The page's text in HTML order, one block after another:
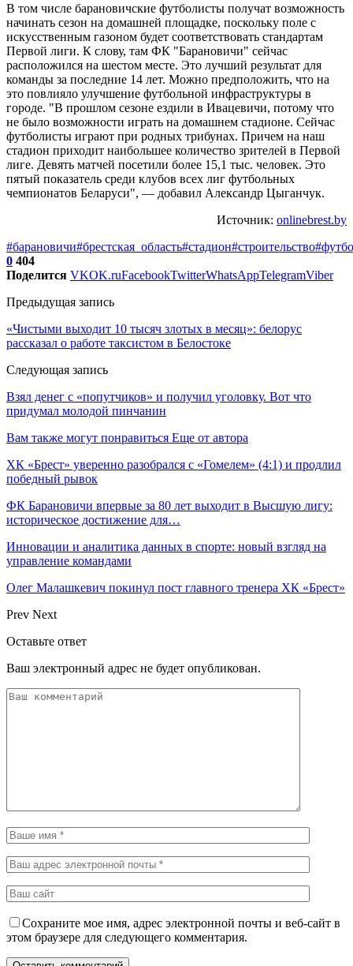
В том числе барановичские футболисты получат возможность
начинать сезон на домашней площадке, поскольку поле с
искусственным газоном будет соответствовать стандартам
Первой лиги. К слову, там ФК "Барановичи" сейчас
расположился на шестом месте. Это лучший результат для
команды за последние 14 лет. Можно предположить, что на
это повлияло улучшение футбольной инфраструктуры в
городе. "В прошлом сезоне ездили в Ивацевичи, потому что
не было возможности играть на домашнем стадионе. Сейчас
футболисты играют при родных трибунах. Причем на наш
стадион приходит наибольшее количество зрителей в Первой
лиге. Девять матчей посетили более 15,1 тыс. человек. Это
пятый показатель среди клубов всех лиг футбольных
чемпионатов Беларуси", — добавил Александр Цыганчук.
Источник: onlinebrest.by
#барановичи#брестская_область#стадион#строительство
0 404
Поделится VKOK.ruFacebookTwitterWhatsAppTelegramViber
Предыдущая запись
«Чистыми выходит 10 тысяч злотых в месяц»: белорус
рассказал о работе таксистом в Белостоке
Следующая запись
Взял денег с «попутчиков» и получил уголовку. Вот что
придумал молодой пинчанин
Вам также могут понравиться Еще от автора
ХК «Брест» уверенно разобрался с «Гомелем» (4:1) и продлил
победный рывок
ФК Барановичи впервые за 80 лет выходит в Высшую лигу:
историческое достижение для…
Инновации и аналитика данных в спорте: новый взгляд на
управление командами
Олег Малашкевич покинул пост главного тренера ХК «Брест»
Prev Next
Оставьте ответ
Ваш электронный адрес не будет опубликован.
Сохраните мое имя, адрес электронной почты и веб-сайт в
этом браузере для следующего комментария.